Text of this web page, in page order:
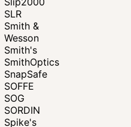
SLR
Smith &
Wesson
Smith's
SmithOptics
SnapSafe
SOFFE
SOG
SORDIN
Spike's